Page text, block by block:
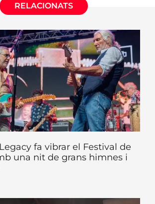
RELACIONATS
fa vibrar el Festival de
una nit de grans himnes i